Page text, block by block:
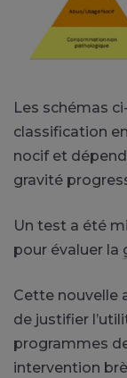
Les schémas
classification
nocif et
gravité
Un test a été
pour évaluer la
Cette nouvelle
de justifier
programmes
intervention